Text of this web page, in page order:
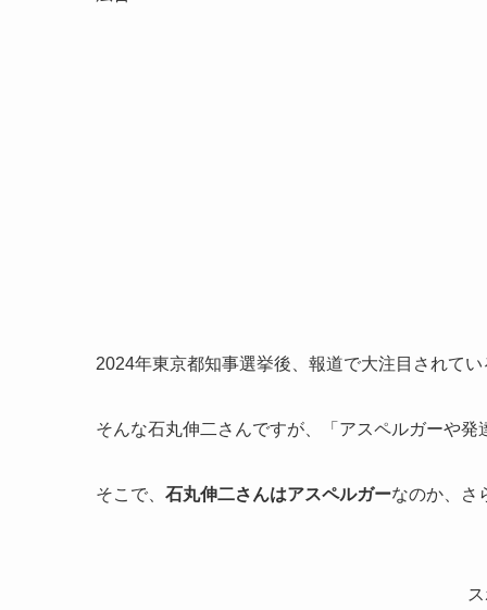
2024年東京都知事選挙後、報道で大注目されて
そんな石丸伸二さんですが、「アスペルガーや
そこで、 石丸伸二さんはアスペルガーなのか、さ